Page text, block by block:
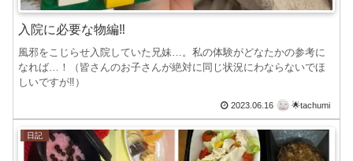
入院に必要な物編‼︎
風邪をこじらせ入院していた兄妹…。私の体験がどなたかの参考に
なれば…！（皆さんのお子さんが絶対に同じ状況にわならないでほ
しいですが‼︎）
2023.06.16 🌟tachumi
日記